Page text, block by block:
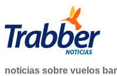
noticias sobre vuelos